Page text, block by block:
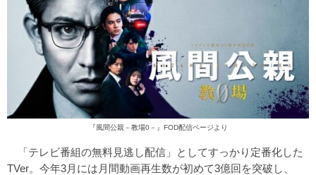
『風間公親－教場0－』FOD配信ページ より
「テレビ番組の無料見逃し配信」としてすっかり定番化した
TVer。今年3月には月間動画再生数が初めて3億回を突破し、